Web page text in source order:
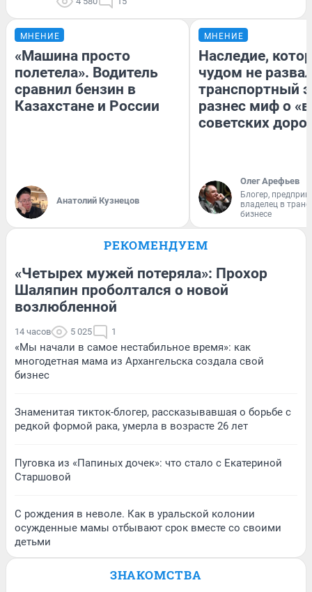
МНЕНИЕ
«Машина просто
полетела». Водитель
сравнил бензин в
Казахстане и России
Анатолий Кузнецов
МНЕНИЕ
Наследие,
чудом не
транспортный
разнес миф о
советских
Олег Арефьев
Блогер,
владелец в
бизнесе
РЕКОМЕНДУЕМ
«Четырех мужей потеряла»: Прохор
Шаляпин проболтался о новой
возлюбленной
14 часов 5 025 1
«Мы начали в самое нестабильное время»: как
многодетная мама из Архангельска создала свой
бизнес
Знаменитая тикток-блогер, рассказывавшая о борьбе с
редкой формой рака, умерла в возрасте 26 лет
Пуговка из «Папиных дочек»: что стало с Екатериной
Старшовой
С рождения в неволе. Как в уральской колонии
осужденные мамы отбывают срок вместе со своими
детьми
ЗНАКОМСТВА